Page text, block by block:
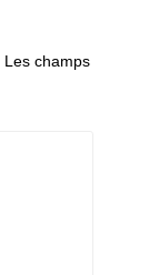
Les champs